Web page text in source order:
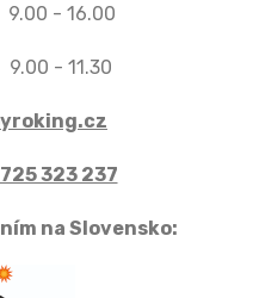
- 16.00
11.30
323 237
na Slovensko: